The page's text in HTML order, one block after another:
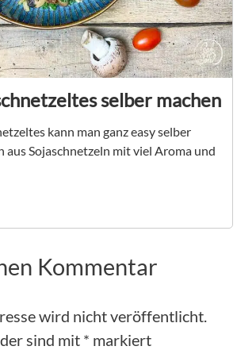
selber machen
kann man ganz easy selber
aus Sojaschnetzeln mit viel Aroma und
Kommentar
wird nicht veröffentlicht.
sind mit * markiert